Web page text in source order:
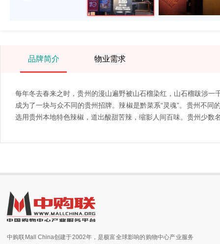
品牌简介 物业需求
每年冬去春来之时，贵州的漫山遍野被山石榴染红，山石榴跋涉
成为了一块与众不同的贵州招牌。辣椒是黔菜系“灵魂”。贵州不
选用贵州本地特色辣椒，道出酸甜苦辣，缩影人间百味。贵州少
中购联Mall China创建于2002年，是极富全球影响的购物中心产业服务